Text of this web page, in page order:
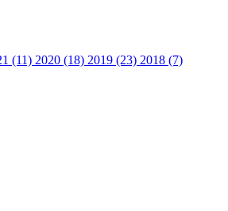
(11) 2020 (18) 2019 (23) 2018 (7)